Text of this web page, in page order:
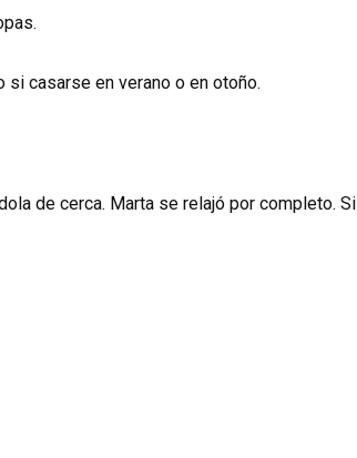
casarse en verano o en otoño.
de cerca. Marta se relajó por completo.